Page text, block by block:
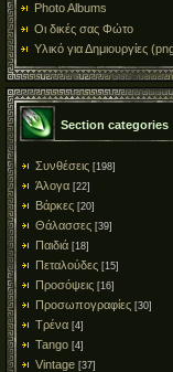
Photo Albums
Οι δικές σας Φώτο
Υλικό για Δημιουργίες
Section categories
Συνθέσεις [198]
Άλογα [22]
Βάρκες [20]
Θάλασσες [39]
Παιδιά [18]
Πεταλούδες [15]
Προσόψεις [16]
Προσωπογραφίες [30]
Τρένα [4]
Tango [4]
Vintage [37]